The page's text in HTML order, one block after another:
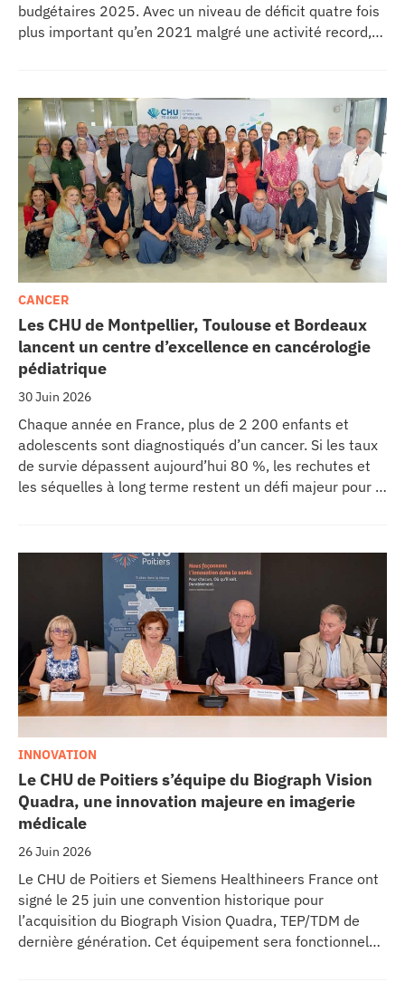
budgétaires 2025. Avec un niveau de déficit quatre fois
plus important qu’en 2021 malgré une activité record,
Les CHU de Montpellier, Toulouse et Bordeaux
lancent un centre d’excellence en cancérologie
pédiatrique
30 Juin 2026
CANCER
Chaque année en France, plus de 2 200 enfants et
adolescents sont diagnostiqués d’un cancer. Si les taux
de survie dépassent aujourd’hui 80 %, les rechutes et
les séquelles à long terme restent un défi majeur pour la
l’Oncopole Claudius Regaud et de leurs partenaires,
lancent CIRCLE, un centre de recherche d’excellence
dédié aux cancers pédiatriques.
Le CHU de Poitiers s’équipe du Biograph Vision
Quadra, une innovation majeure en imagerie
médicale
26 Juin 2026
INNOVATION
Le CHU de Poitiers et Siemens Healthineers France ont
signé le 25 juin une convention historique pour
l’acquisition du Biograph Vision Quadra, TEP/TDM de
dernière génération. Cet équipement sera fonctionnel